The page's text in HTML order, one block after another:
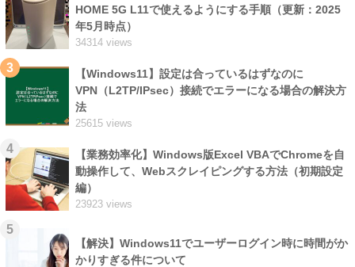
HOME 5G L11で使えるようにする手順（更新：2025
年5月時点）
34314 views
3
【Windows11】設定は合っているはずなのに
VPN（L2TP/IPsec）接続でエラーになる場合の解決方
法
25615 views
4
【業務効率化】Windows版Excel VBAでChromeを自
動操作して、Webスクレイピングする方法（初期設定
編）
23923 views
5
【解決】Windows11でユーザーログイン時に時間がか
かりすぎる件について